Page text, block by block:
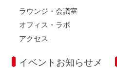
ラウンジ・会議室
オフィス・ラボ
アクセス
イベントお知らせメ